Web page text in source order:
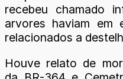
recebeu chamado
arvores haviam em
relacionados a
Houve relato de